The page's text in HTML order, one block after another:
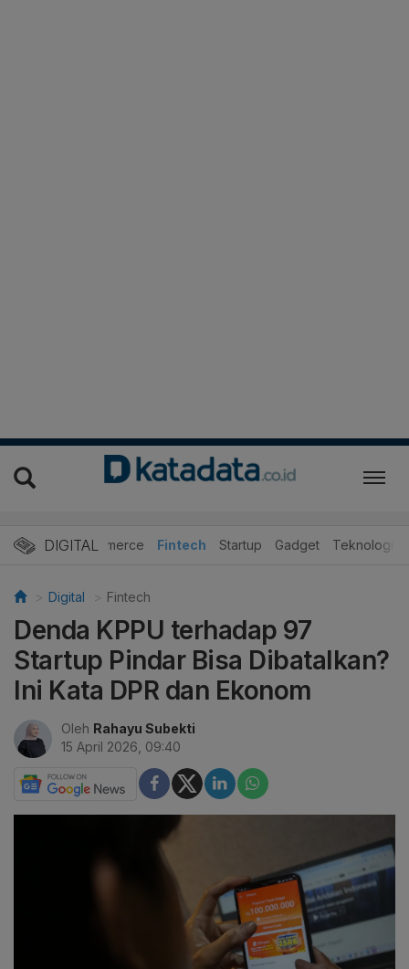
DIGITAL
E-Commerce Fintech Startup Gadget Teknologi
Digital Fintech
Denda KPPU terhadap 97
Startup Pindar Bisa Dibatalkan?
Ini Kata DPR dan Ekonom
Oleh Rahayu Subekti
15 April 2026, 09:40